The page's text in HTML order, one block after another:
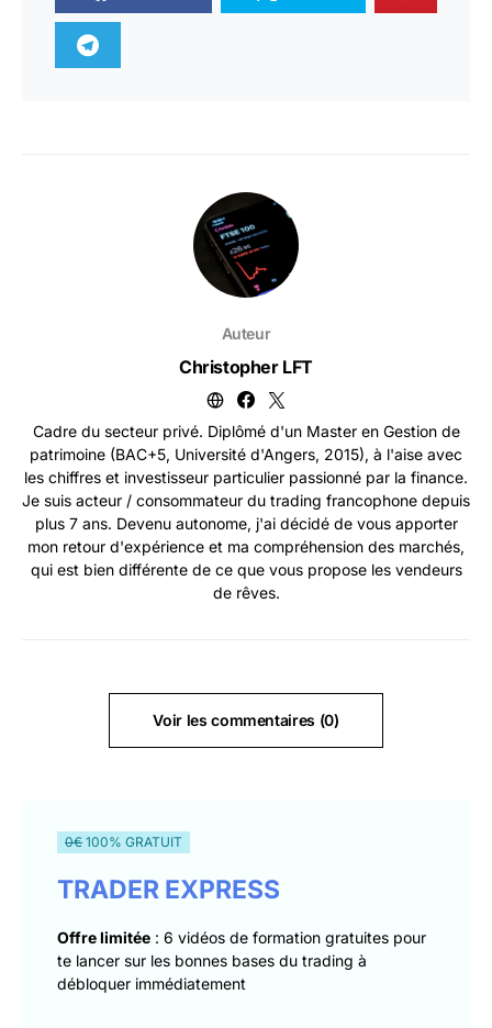
Auteur
Christopher LFT
Cadre du secteur privé. Diplômé d'un Master en Gestion de
patrimoine (BAC+5, Université d'Angers, 2015), à l'aise avec
les chiffres et investisseur particulier passionné par la finance.
Je suis acteur / consommateur du trading francophone depuis
plus 7 ans. Devenu autonome, j'ai décidé de vous apporter
mon retour d'expérience et ma compréhension des marchés,
qui est bien différente de ce que vous propose les vendeurs
de rêves.
Voir les commentaires (0)
0€100% GRATUIT
TRADER EXPRESS
Offre limitée : 6 vidéos de formation gratuites pour
te lancer sur les bonnes bases du trading à
débloquer immédiatement